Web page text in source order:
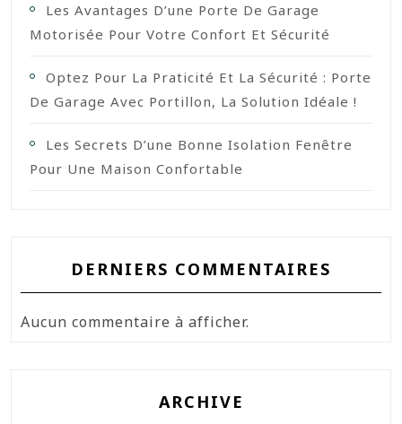
Les Avantages D’une Porte De Garage
Motorisée Pour Votre Confort Et Sécurité
Optez Pour La Praticité Et La Sécurité : Porte
De Garage Avec Portillon, La Solution Idéale !
Les Secrets D’une Bonne Isolation Fenêtre
Pour Une Maison Confortable
DERNIERS COMMENTAIRES
Aucun commentaire à afficher.
ARCHIVE